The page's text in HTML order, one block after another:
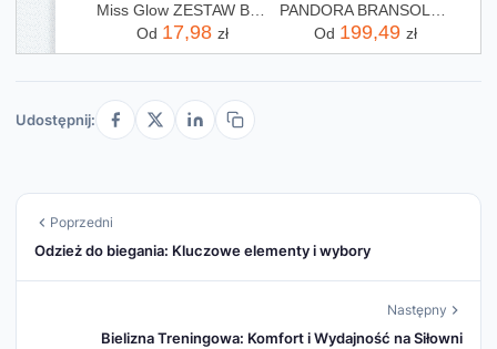
Miss Glow ZESTAW BRANSOLETEK elegancki koraliki KRYSZTAŁKI
Od 17,98 zł
PANDORA BRANSOLETKA TYPU ŻMIJKA Z ZAMKNIĘCIEM CYLINDRYCZNYM ZE SREBRA WYSOKIEJ PRÓBY, 18 CM, METAL SZLACHETNY, NIE DOTYCZY.
Od 199,49 zł
Udostępnij:
Poprzedni
Odzież do biegania: Kluczowe elementy i wybory
Następny
Bielizna Treningowa: Komfort i Wydajność na Siłowni